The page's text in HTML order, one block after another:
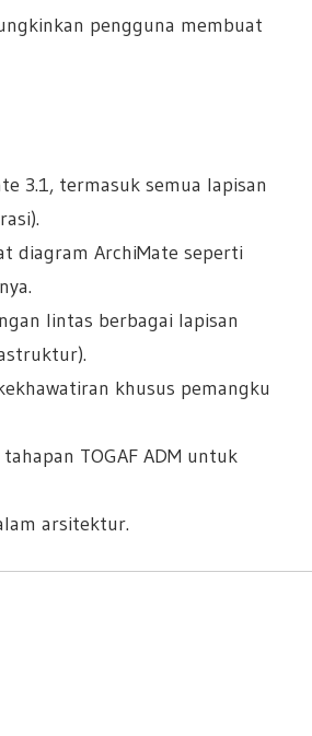
pengguna membuat
3.1, termasuk semua lapisan
diagram ArchiMate seperti
lintas berbagai lapisan
khusus pemangku
TOGAF ADM untuk
arsitektur.